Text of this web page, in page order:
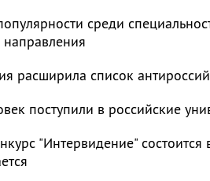
среди
расширила список
поступили в российские
"Интервидение" состоится